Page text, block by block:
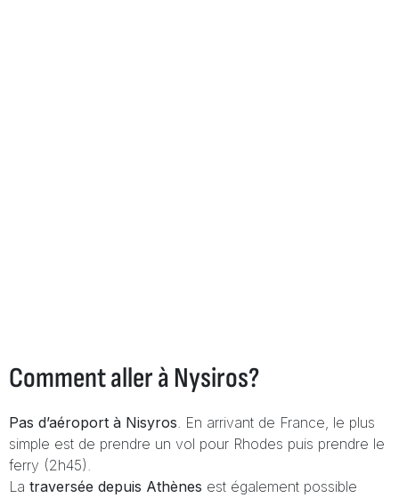
Comment aller à Nysiros?
Pas d’aéroport à Nisyros. En arrivant de France, le plus
simple est de prendre un vol pour Rhodes puis prendre le
ferry (2h45).
La traversée depuis Athènes est également possible